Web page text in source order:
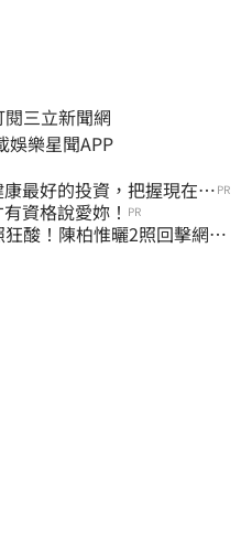
三立新聞網
態 即刻下載娛樂星聞APP
最好的投資，把握現在不 PR
資格說愛妳！ PR
酸！陳柏惟曬2照回擊網笑